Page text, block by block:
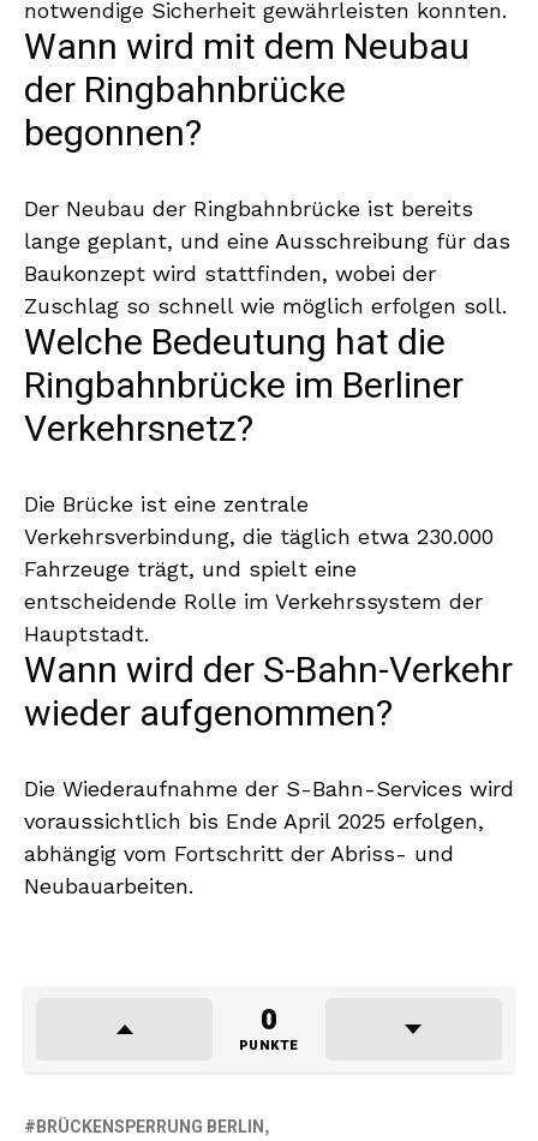
notwendige Sicherheit gewährleisten konnten.
Wann wird mit dem Neubau
der Ringbahnbrücke
begonnen?
Der Neubau der Ringbahnbrücke ist bereits
lange geplant, und eine Ausschreibung für das
Baukonzept wird stattfinden, wobei der
Zuschlag so schnell wie möglich erfolgen soll.
Welche Bedeutung hat die
Ringbahnbrücke im Berliner
Verkehrsnetz?
Die Brücke ist eine zentrale
Verkehrsverbindung, die täglich etwa 230.000
Fahrzeuge trägt, und spielt eine
entscheidende Rolle im Verkehrssystem der
Hauptstadt.
Wann wird der S-Bahn-Verkehr
wieder aufgenommen?
Die Wiederaufnahme der S-Bahn-Services wird
voraussichtlich bis Ende April 2025 erfolgen,
abhängig vom Fortschritt der Abriss- und
Neubauarbeiten.
0
PUNKTE
BRÜCKENSPERRUNG BERLIN